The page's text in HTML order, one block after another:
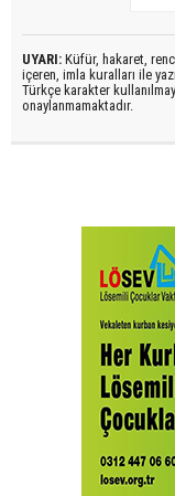
UYARI: Küfür, hakaret,
içeren, imla kuralları ile
Türkçe karakter
onaylanmamaktadır.